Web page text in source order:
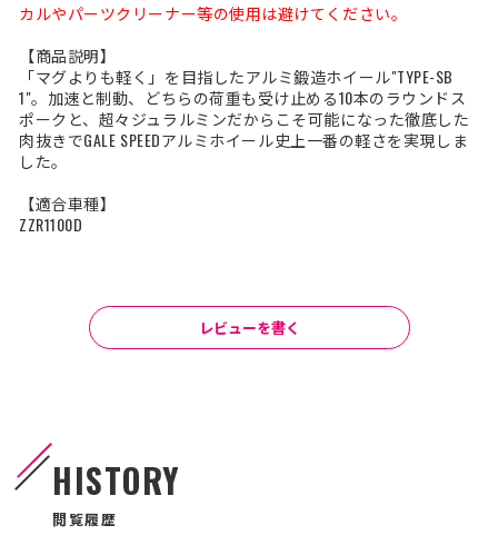
カルやパーツクリーナー等の使用は避けてください。
【商品説明】
「マグよりも軽く」を目指したアルミ鍛造ホイール"TYPE-SB
1"。加速と制動、どちらの荷重も受け止める10本のラウンドス
ポークと、超々ジュラルミンだからこそ可能になった徹底した
肉抜きでGALE SPEEDアルミホイール史上一番の軽さを実現しま
した。
【適合車種】
ZZR1100D
レビューを書く
HISTORY
閲覧履歴